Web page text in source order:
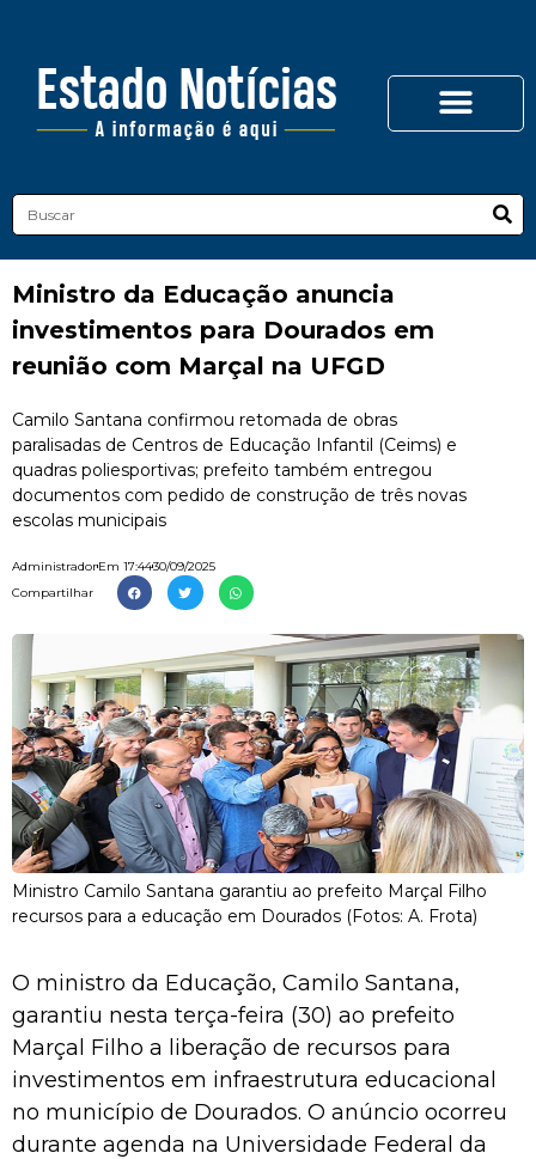
Ministro da Educação anuncia
investimentos para Dourados em
reunião com Marçal na UFGD
Camilo Santana confirmou retomada de obras
paralisadas de Centros de Educação Infantil (Ceims) e
quadras poliesportivas; prefeito também entregou
documentos com pedido de construção de três novas
escolas municipais
AdministradorEm 17:4430/09/2025
Compartilhar
Ministro Camilo Santana garantiu ao prefeito Marçal Filho
recursos para a educação em Dourados (Fotos: A. Frota)
O ministro da Educação, Camilo Santana,
garantiu nesta terça-feira (30) ao prefeito
Marçal Filho a liberação de recursos para
investimentos em infraestrutura educacional
no município de Dourados. O anúncio ocorreu
durante agenda na Universidade Federal da